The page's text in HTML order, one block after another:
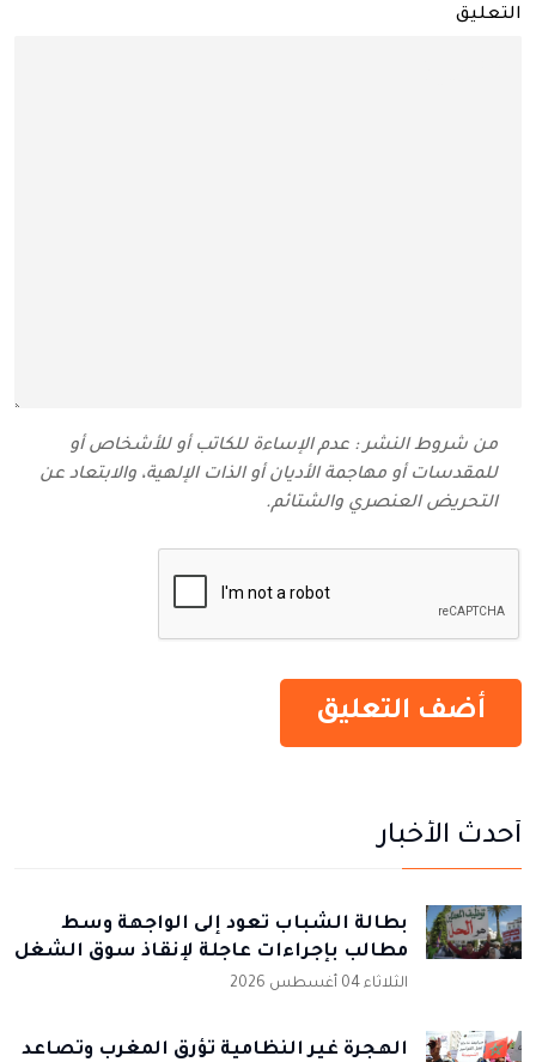
التعليق
من شروط النشر : عدم الإساءة للكاتب أو للأشخاص أو
للمقدسات أو مهاجمة الأديان أو الذات الإلهية، والابتعاد عن
التحريض العنصري والشتائم‬.
أحدث الأخبار
بطالة الشباب تعود إلى الواجهة وسط
مطالب بإجراءات عاجلة لإنقاذ سوق الشغل
الثلاثاء 04 أغسطس 2026
الهجرة غير النظامية تؤرق المغرب وتصاعد